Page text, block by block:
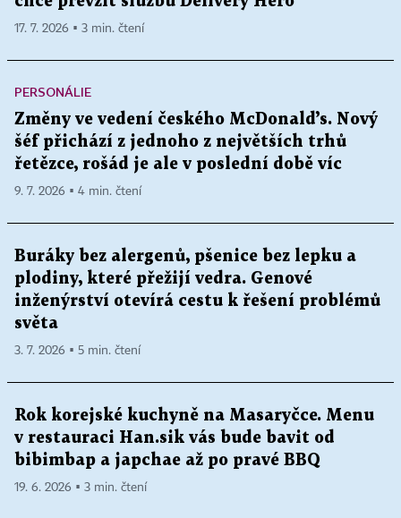
17. 7. 2026 ▪ 3 min. čtení
PERSONÁLIE
Změny ve vedení českého McDonald’s. Nový
šéf přichází z jednoho z největších trhů
řetězce, rošád je ale v poslední době víc
9. 7. 2026 ▪ 4 min. čtení
Buráky bez alergenů, pšenice bez lepku a
plodiny, které přežijí vedra. Genové
inženýrství otevírá cestu k řešení problémů
světa
3. 7. 2026 ▪ 5 min. čtení
Rok korejské kuchyně na Masaryčce. Menu
v restauraci Han.sik vás bude bavit od
bibimbap a japchae až po pravé BBQ
19. 6. 2026 ▪ 3 min. čtení